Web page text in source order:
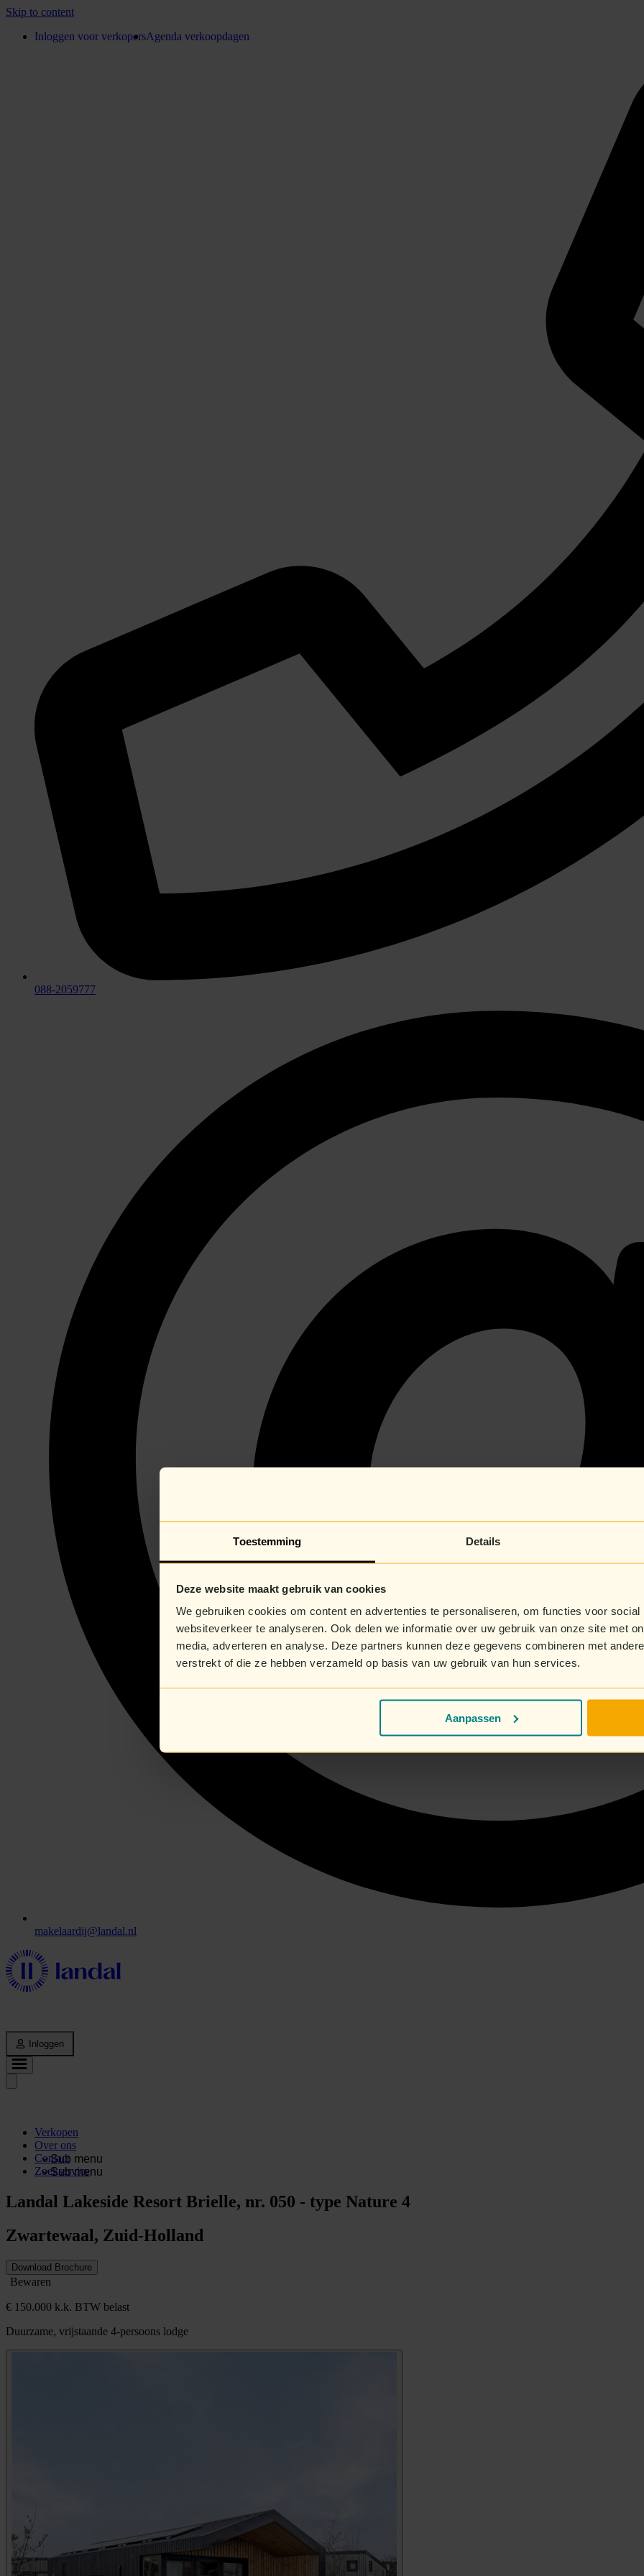
Toestemming Details
Deze website maakt gebruik van cookies
We gebruiken cookies om content en advertenties te personaliseren, om functies voor
websiteverkeer te analyseren. Ook delen we informatie over uw gebruik van onze site met
media, adverteren en analyse. Deze partners kunnen deze gegevens combineren met
verstrekt of die ze hebben verzameld op basis van uw gebruik van hun services.
Aanpassen
Skip to content
Inloggen voor verkopersAgenda verkoopdagen
088-2059777
makelaardij@landal.nl
Inloggen
Verkopen
Over ons
Sub menu
Contact
Sub menu
Zoekservice
Landal Lakeside Resort Brielle, nr. 050 - type Nature 4
Zwartewaal, Zuid-Holland
Download Brochure
Bewaren
€ 150.000 k.k. BTW belast
Duurzame, vrijstaande 4-persoons lodge